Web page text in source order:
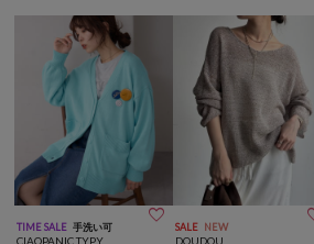
TIME SALE 手洗い可 
CIAOPANIC TYPY
SALE NEW
DOUDOU